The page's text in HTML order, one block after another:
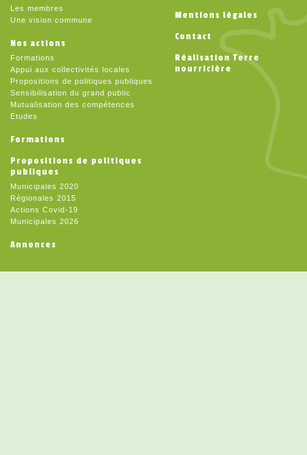
Les membres
Une vision commune
Nos actions
Formations
Appui aux collectivités locales
Propositions de politiques publiques
Sensibilisation du grand public
Mutualisation des compétences
Etudes
Formations
Propositions de politiques
publiques
Municipales 2020
Régionales 2015
Actions Covid-19
Municipales 2026
Annonces
Mentions légales
Contact
Réalisation Terre
nourricière